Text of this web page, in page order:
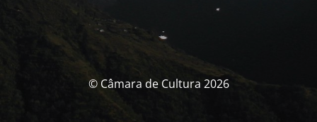
© Câmara de Cultura 2026